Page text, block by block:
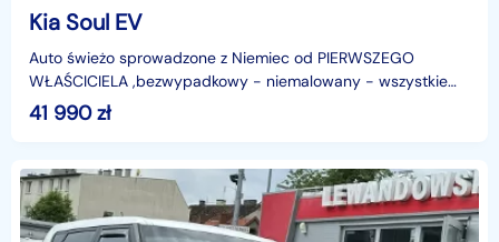
Kia Soul EV
Auto świeżo sprowadzone z Niemiec od PIERWSZEGO
WŁAŚCICIELA ,bezwypadkowy - niemalowany - wszystkie
szyby w oryginale ,bogata wersja wyposażenia , bardzo
czysty
41 990zł